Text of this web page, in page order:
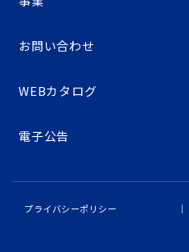
お問い合わせ
WEBカタログ
電子公告
プライバシーポリシー